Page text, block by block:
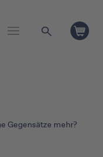
Gegensätze mehr?